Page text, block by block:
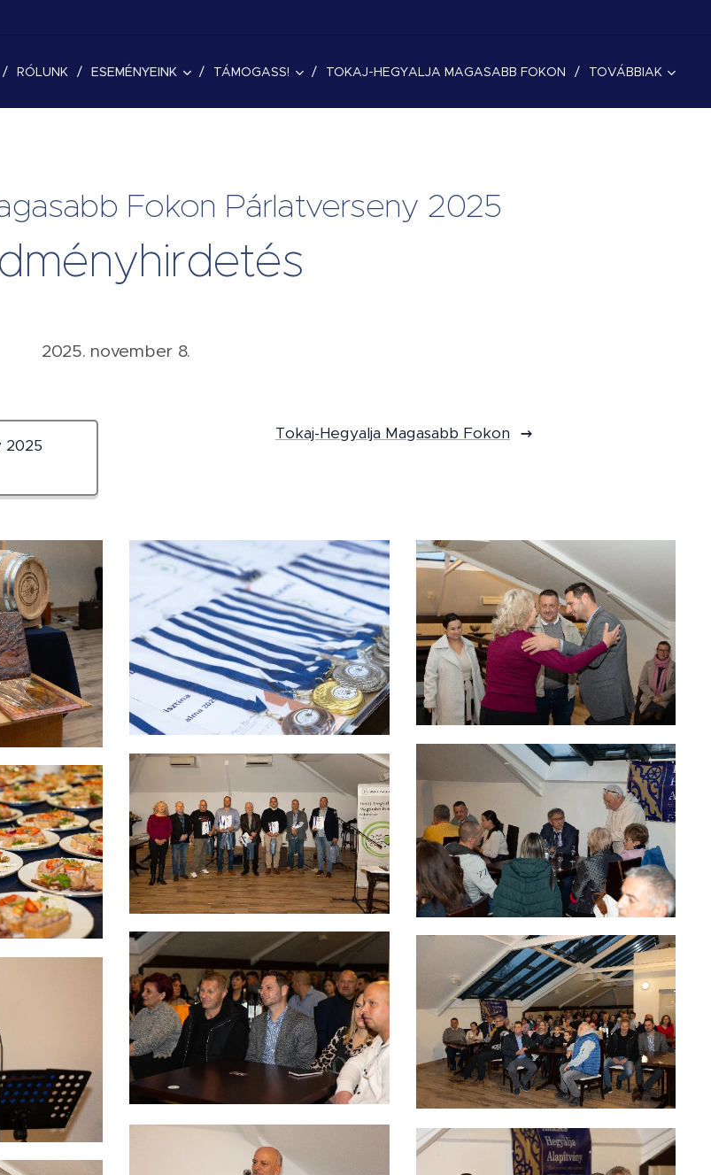
RÓLUNK ESEMÉNYEINK TÁMOGASS! TOKAJ-HEGYALJA MAGASABB FOKON TOVÁBBIAK
Fokon Párlatverseny 2025
2025. november 8.
2025
Tokaj-Hegyalja Magasabb Fokon